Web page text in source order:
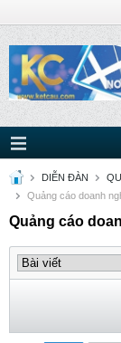
DIỄN ĐÀN
Quảng cáo doanh
Quảng cáo